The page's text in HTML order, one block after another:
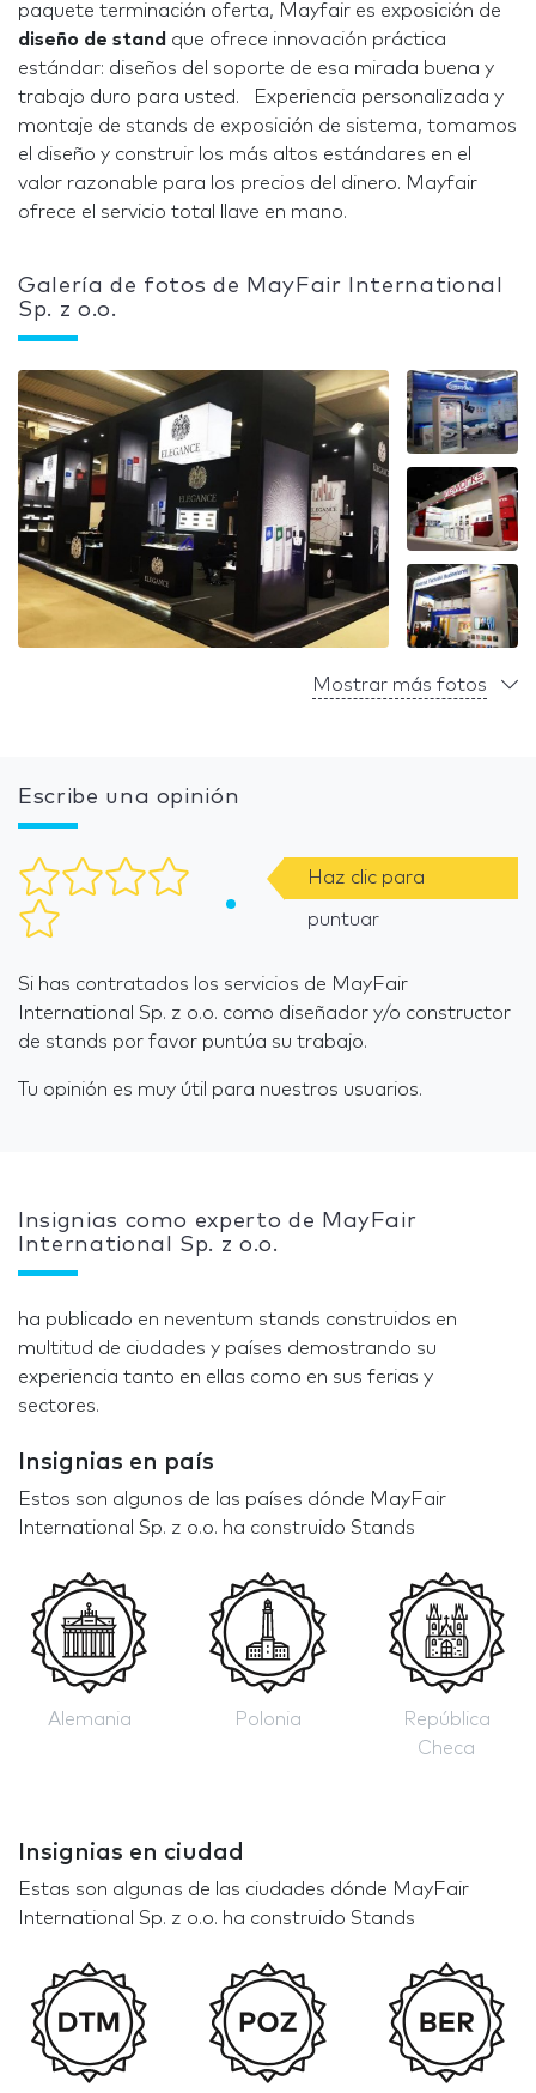
paquete terminación oferta, Mayfair es exposición de
diseño de stand que ofrece innovación práctica
estándar: diseños del soporte de esa mirada buena y
trabajo duro para usted. Experiencia personalizada y
montaje de stands de exposición de sistema, tomamos
el diseño y construir los más altos estándares en el
valor razonable para los precios del dinero. Mayfair
ofrece el servicio total llave en mano.
Galería de fotos de MayFair International
Sp. z o.o.
Mostrar más fotos
Escribe una opinión
Haz clic para
puntuar
Si has contratados los servicios de MayFair
International Sp. z o.o. como diseñador y/o constructor
de stands por favor puntúa su trabajo.
Tu opinión es muy útil para nuestros usuarios.
Insignias como experto de MayFair
International Sp. z o.o.
ha publicado en neventum stands construidos en
multitud de ciudades y países demostrando su
experiencia tanto en ellas como en sus ferias y
sectores.
Insignias en país
Estos son algunos de las países dónde MayFair
International Sp. z o.o. ha construido Stands
Alemania Polonia
República
Checa
Insignias en ciudad
Estas son algunas de las ciudades dónde MayFair
International Sp. z o.o. ha construido Stands